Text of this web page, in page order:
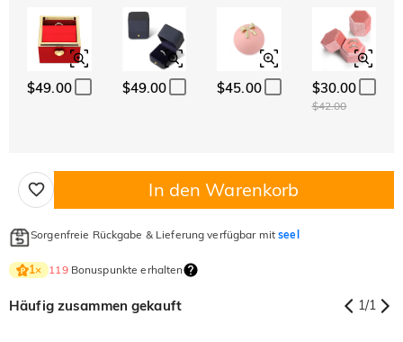
$49.00 $49.00 $45.00 $30.00
$42.00
In den Warenkorb
Sorgenfreie Rückgabe & Lieferung verfügbar mitseel
1× 119Bonuspunkte erhalten
Häufig zusammen gekauft 1/1